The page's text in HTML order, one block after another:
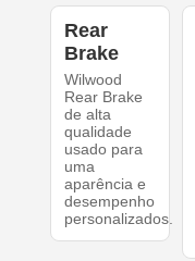
Rear
Brake
Wilwood
Rear Brake
de alta
qualidade
usado para
uma
aparência e
desempenho
personalizados.